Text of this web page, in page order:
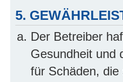
5.
Der Betreiber
Gesundheit und
für Schäden,